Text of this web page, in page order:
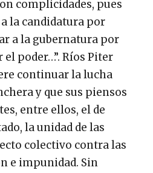
complicidades, pues
la candidatura por
a la gubernatura por
el poder…”. Ríos Piter
continuar la lucha
y que sus piensos
entre ellos, el de
la unidad de las
colectivo contra las
e impunidad. Sin